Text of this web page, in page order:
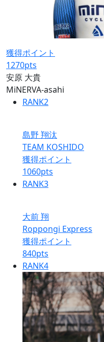
獲得ポイント
1270pts
安原 大貴
MiNERVA-asahi
RANK2
島野 翔汰
TEAM KOSHIDO
獲得ポイント
1060pts
RANK3
大前 翔
Roppongi Express
獲得ポイント
840pts
RANK4